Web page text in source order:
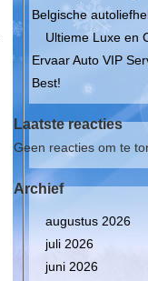
Belgische
Ultieme Luxe en
Ervaar Auto VIP
Best!
Laatste reacties
Geen reacties om te
Archief
augustus 2026
juli 2026
juni 2026